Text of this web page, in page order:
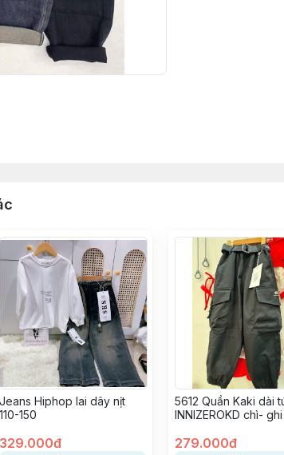
Jeans Hiphop lai dây nịt
110-150
329.000đ
5612 Quần Kaki dài
INNIZEROKD chì-
279.000đ